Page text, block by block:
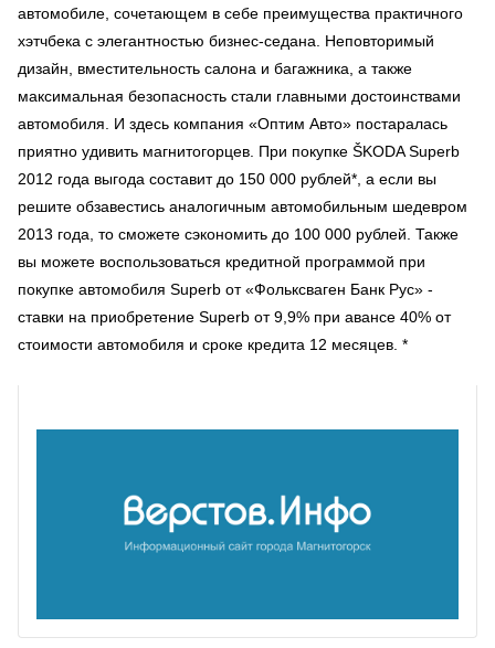
автомобиле, сочетающем в себе преимущества практичного
хэтчбека с элегантностью бизнес-седана. Неповторимый
дизайн, вместительность салона и багажника, а также
максимальная безопасность стали главными достоинствами
автомобиля. И здесь компания «Оптим Авто» постаралась
приятно удивить магнитогорцев. При покупке ŠKODA Superb
2012 года выгода составит до 150 000 рублей*, а если вы
решите обзавестись аналогичным автомобильным шедевром
2013 года, то сможете сэкономить до 100 000 рублей. Также
вы можете воспользоваться кредитной программой при
покупке автомобиля Superb от «Фольксваген Банк Рус» -
ставки на приобретение Superb от 9,9% при авансе 40% от
стоимости автомобиля и сроке кредита 12 месяцев. *